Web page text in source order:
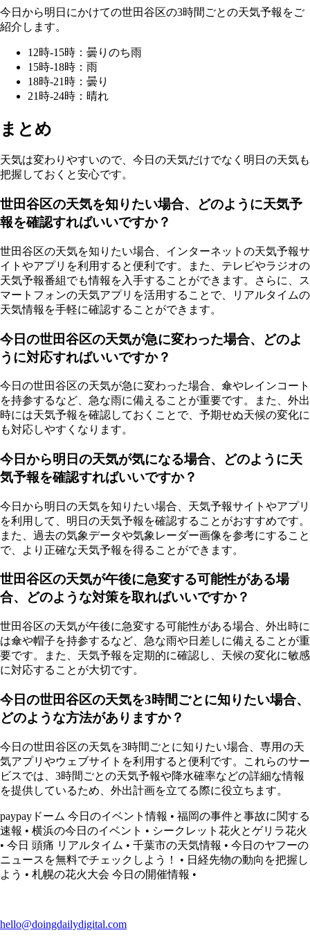
今日から明日にかけての世田谷区の3時間ごとの天気予報をご
紹介します。
12時-15時：曇りのち雨
15時-18時：雨
18時-21時：曇り
21時-24時：晴れ
まとめ
天気は変わりやすいので、今日の天気だけでなく明日の天気も
把握しておくと安心です。
世田谷区の天気を知りたい場合、どのように天気予
報を確認すればいいですか？
世田谷区の天気を知りたい場合、インターネットの天気予報サ
イトやアプリを利用すると便利です。また、テレビやラジオの
天気予報番組でも情報を入手することができます。さらに、ス
マートフォンの天気アプリを活用することで、リアルタイムの
天気情報を手軽に確認することができます。
今日の世田谷区の天気が急に変わった場合、どのよ
うに対応すればいいですか？
今日の世田谷区の天気が急に変わった場合、傘やレインコート
を持参するなど、急な雨に備えることが重要です。また、外出
時には天気予報を確認しておくことで、予期せぬ天候の変化に
も対応しやすくなります。
今日から明日の天気が気になる場合、どのように天
気予報を確認すればいいですか？
今日から明日の天気を知りたい場合、天気予報サイトやアプリ
を利用して、明日の天気予報を確認することがおすすめです。
また、過去の気象データや気象レーダー画像を参考にすること
で、より正確な天気予報を得ることができます。
世田谷区の天気が午後に急変する可能性がある場
合、どのような対策を取ればいいですか？
世田谷区の天気が午後に急変する可能性がある場合、外出時に
は傘や帽子を持参するなど、急な雨や日差しに備えることが重
要です。また、天気予報を定期的に確認し、天候の変化に敏感
に対応することが大切です。
今日の世田谷区の天気を3時間ごとに知りたい場合、
どのような方法がありますか？
今日の世田谷区の天気を3時間ごとに知りたい場合、専用の天
気アプリやウェブサイトを利用すると便利です。これらのサー
ビスでは、3時間ごとの天気予報や降水確率などの詳細な情報
を提供しているため、外出計画を立てる際に役立ちます。
paypayドーム 今日のイベント情報 • 福岡の事件と事故に関する
速報 • 横浜の今日のイベント • シークレット花火とゲリラ花火
• 今日 頭痛 リアルタイム • 千葉市の天気情報 • 今日のヤフーの
ニュースを無料でチェックしよう！
• 日経先物の動向を把握し
よう • 札幌の花火大会 今日の開催情報 •
hello@doingdailydigital.com